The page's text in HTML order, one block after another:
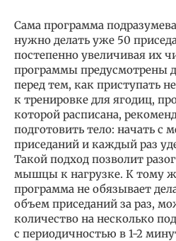
Сама программа
нужно делать уже 50
постепенно увеличивая их
программы предусмотрены
перед тем, как приступать
к тренировке для ягодиц,
которой расписана,
подготовить тело: начать с
приседаний и каждый раз
Такой подход позволит
мышцы к нагрузке. К тому
программа не обязывает
объем приседаний за раз,
количество на несколько
с периодичностью в 1-2